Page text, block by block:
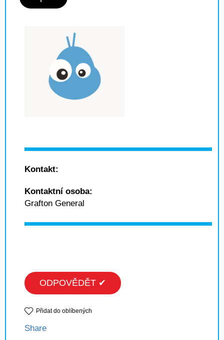
Kontakt:
Kontaktní osoba:
Grafton General
ODPOVĚDĚT ✔
Přidat do oblíbených
Share